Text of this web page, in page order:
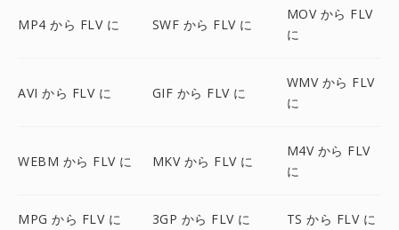
MP4 から FLV に SWF から FLV に
MOV から FLV
に
AVI から FLV に GIF から FLV に
WMV から FLV
に
WEBM から FLV に MKV から FLV に
M4V から FLV
に
MPG から FLV に 3GP から FLV に TS から FLV に